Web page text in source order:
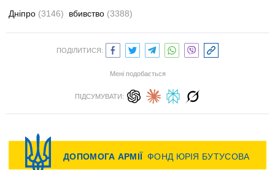
Дніпро (3146) вбивство (3388)
ПОДІЛИТИСЯ:
Мені подобається
ПІДСУМУВАТИ: